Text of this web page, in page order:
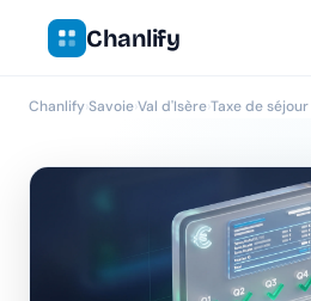
Chanlify
Chanlify›Savoie›Val d'Isère›Taxe de